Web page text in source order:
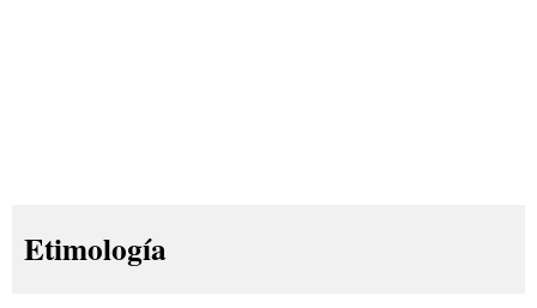
Etimología